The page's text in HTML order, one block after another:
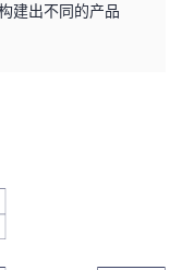
建出不同的产品